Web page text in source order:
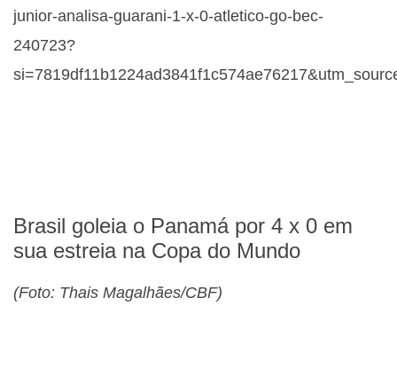
junior-analisa-guarani-1-x-0-atletico-go-bec-
240723?
Brasil goleia o Panamá por 4 x 0 em
sua estreia na Copa do Mundo
(Foto: Thais Magalhães/CBF)